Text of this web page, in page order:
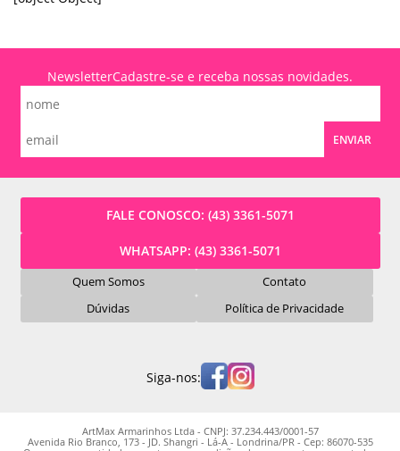
NewsletterCadastre-se e receba nossas novidades.
ENVIAR
FALE CONOSCO: (43) 3361-5071
WHATSAPP: (43) 3361-5071
Quem Somos
Contato
Dúvidas
Política de Privacidade
Siga-nos:
ArtMax Armarinhos Ltda - CNPJ: 37.234.443/0001-57
Avenida Rio Branco, 173 - JD. Shangri - Lá-A - Londrina/PR - Cep: 86070-535